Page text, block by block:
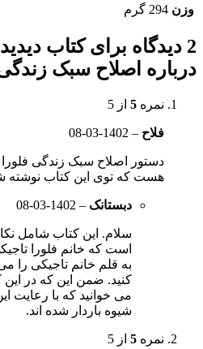
وزن 294 گرم
2 دیدگاه برای
کتاب
درباره اصلاح سبک
نمره 5 از 5
فلاح –
1402-03-08
دستور اصلاح سبک زندگی
هست که توی این کتاب نوشته
دبستانک –
1402-03-08
سلام. این کتاب شامل
است که خانم فلورا
به قلم خانم تاجیکی را
کنید. ضمن این که در این
می خوانید که با رعایت
شیوه باردار شده اند.
نمره 5 از 5